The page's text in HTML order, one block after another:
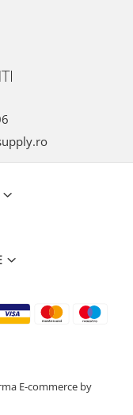
E-commerce by